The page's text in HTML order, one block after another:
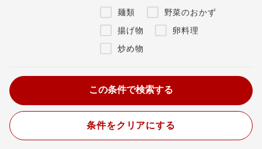
麺類
野菜のおかず
揚げ物
卵料理
炒め物
条件をクリアにする